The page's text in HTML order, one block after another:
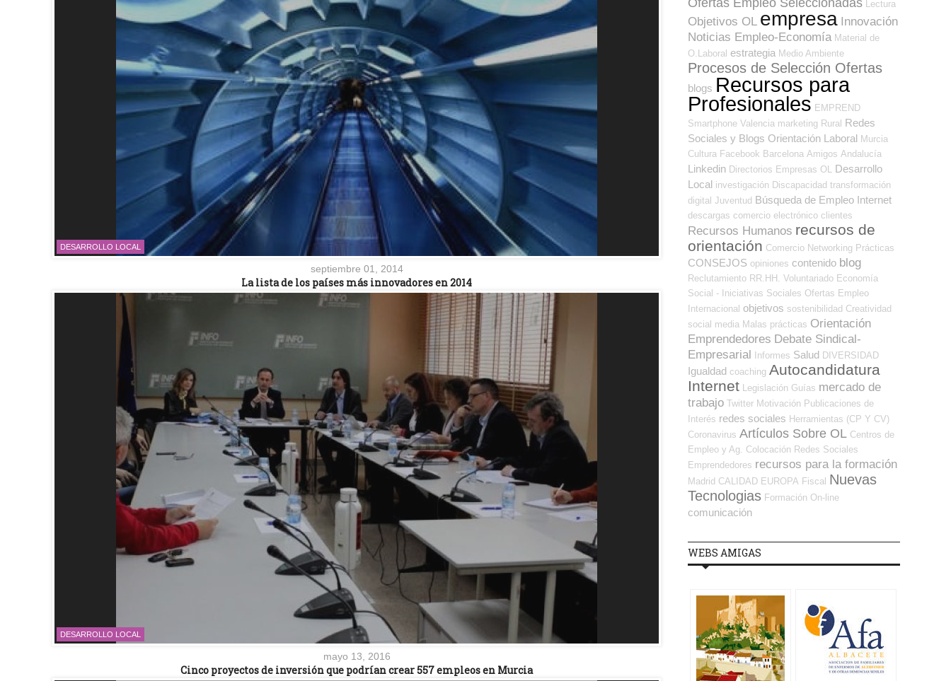
DESARROLLO LOCAL
septiembre 01, 2014
La lista de los países más innovadores en 2014
DESARROLLO LOCAL
mayo 13, 2016
Cinco proyectos de inversión que podrían crear 557 empleos en Murcia
Lectura
Objetivos OL empresa Innovación
Noticias Empleo-Economía Material de
O.Laboral estrategia Medio Ambiente
Procesos de Selección Ofertas
blogs Recursos para
Profesionales EMPREND
Smartphone Valencia marketing Rural Redes
Sociales y Blogs Orientación Laboral Murcia
Cultura Facebook Barcelona Amigos Andalucía
Linkedin Directorios Empresas OL
Desarrollo
Local investigación Discapacidad transformación
digital Juventud Búsqueda de Empleo Internet
descargas comercio electrónico clientes
Recursos Humanos recursos de
orientación Comercio Networking Prácticas
CONSEJOS opiniones contenido blog
Reclutamiento RR.HH. Voluntariado Economía
Social - Iniciativas Sociales Ofertas Empleo
Internacional objetivos sostenibilidad Creatividad
social media Malas prácticas Orientación
Emprendedores Debate Sindical-
Empresarial
Informes Salud DIVERSIDAD
Igualdad coaching Autocandidatura
Internet
Legislación Guías mercado de
trabajo Twitter Motivación Publicaciones de
Interés redes sociales Herramientas (CP Y CV)
Coronavirus Artículos Sobre OL Centros de
Empleo y Ag. Colocación Redes Sociales
Emprendedores recursos para la formación
Madrid CALIDAD EUROPA Fiscal Nuevas
Tecnologias Formación On-line
comunicación
WEBS AMIGAS